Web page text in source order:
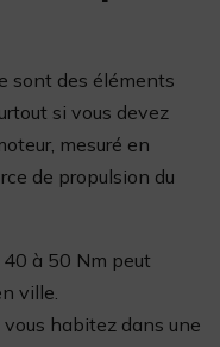
sont des éléments
si vous devez
mesuré en
de propulsion du
à 50 Nm peut
ville.
habitez dans une